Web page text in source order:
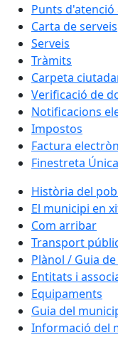
Punts d'atenció
Carta de serveis
Serveis
Tràmits
Carpeta
Verificació de
Notificacions
Impostos
Factura
Finestreta
Història del
El municipi en
Com arribar
Transport
Plànol / Guia
Entitats i
Equipaments
Guia del
Informació del